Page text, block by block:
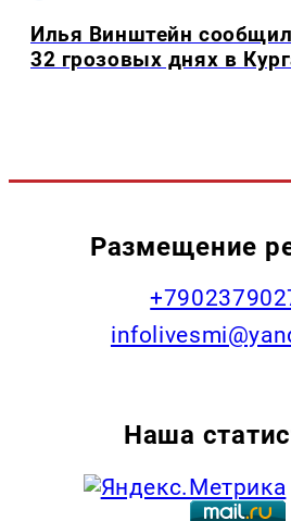
Илья Винштейн
32 грозовых днях в
Размещение
Наша